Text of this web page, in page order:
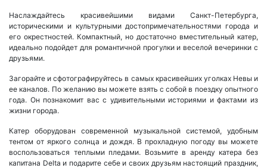
Наслаждайтесь красивейшими видами Санкт-Петербурга,
историческими и культурными достопримечательностями города и
его окрестностей. Компактный, но достаточно вместительный катер,
идеально подойдет для романтичной прогулки и веселой вечеринки с
друзьями.
Загорайте и сфотографируйтесь в самых красивейших уголках Невы и
ее каналов. По желанию вы можете взять с собой в поездку опытного
года. Он познакомит вас с удивительными историями и фактами из
жизни города.
Катер оборудован современной музыкальной системой, удобным
тентом от яркого солнца и дождя. В прохладную погоду вы можете
воспользоваться теплыми пледами. Возьмите в аренду катера без
капитана Delta и подарите себе и своих друзьям настоящий праздник,